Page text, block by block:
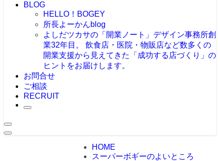
BLOG
HELLO！BOGEY
所長よーかんblog
よしだツカサの「開業ノート」 デザイン事務所創
業32年目。 飲食店・医院・物販店など数多くの
開業支援から見えてきた「成功する店づくり」の
ヒントをお届けします。
お問合せ
ご相談
RECRUIT
HOME
スーパーボギーのよいところ